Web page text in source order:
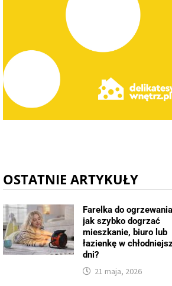
OSTATNIE ARTYKUŁY
Farelka do
jak szybko dogrzać
mieszkanie, biuro lub
łazienkę w
dni?
21 maja, 2026